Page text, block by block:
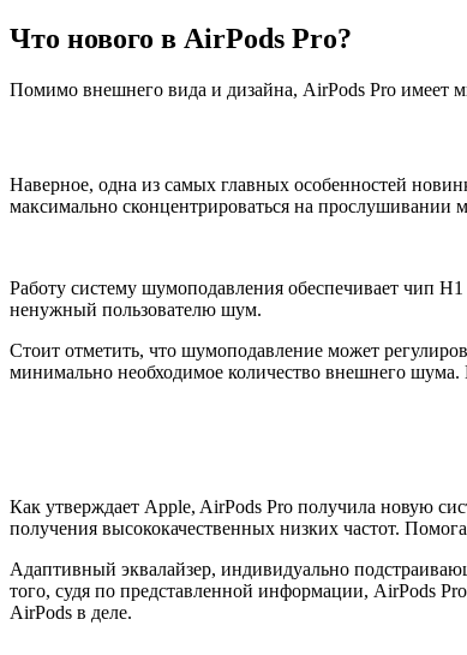
Что нового в AirPods Pro?
Помимо внешнего вида и дизайна, AirPods Pro имеет
Наверное, одна из самых главных особенностей
максимально сконцентрироваться на прослушивании
Работу систему шумоподавления обеспечивает чип
ненужный пользователю шум.
Стоит отметить, что шумоподавление может
минимально необходимое количество внешнего
Как утверждает Apple, AirPods Pro получила новую
получения высококачественных низких частот.
Адаптивный эквалайзер, индивидуально
того, судя по представленной информации, AirPods
AirPods в деле.